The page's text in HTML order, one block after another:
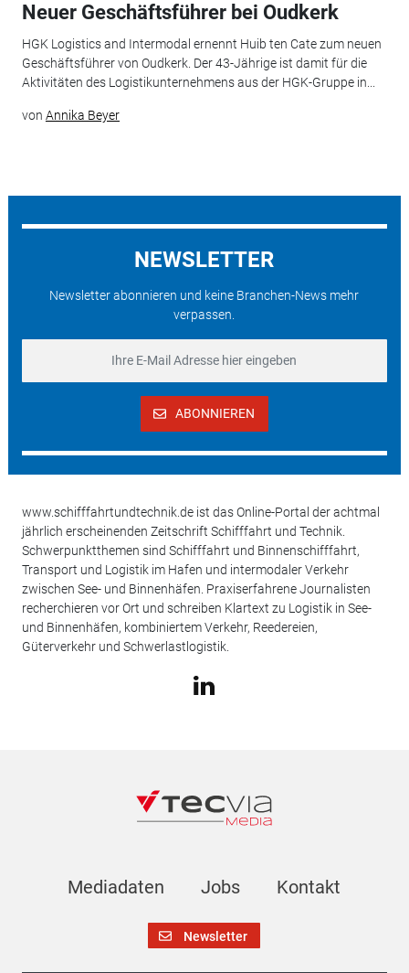
Neuer Geschäftsführer bei Oudkerk
HGK Logistics and Intermodal ernennt Huib ten Cate zum neuen
Geschäftsführer von Oudkerk. Der 43-Jährige ist damit für die
Aktivitäten des Logistikunternehmens aus der HGK-Gruppe in...
von Annika Beyer
NEWSLETTER
Newsletter abonnieren und keine Branchen-News mehr
verpassen.
ABONNIEREN
www.schifffahrtundtechnik.de ist das Online-Portal der achtmal
jährlich erscheinenden Zeitschrift Schifffahrt und Technik.
Schwerpunktthemen sind Schifffahrt und Binnenschifffahrt,
Transport und Logistik im Hafen und intermodaler Verkehr
zwischen See- und Binnenhäfen. Praxiserfahrene Journalisten
recherchieren vor Ort und schreiben Klartext zu Logistik in See-
und Binnenhäfen, kombiniertem Verkehr, Reedereien,
Güterverkehr und Schwerlastlogistik.
Mediadaten Jobs Kontakt
Newsletter